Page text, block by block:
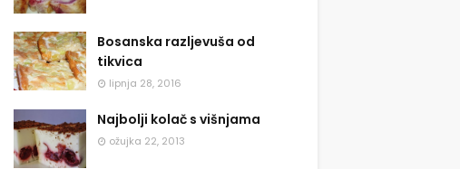
Bosanska razljevuša od
tikvica
lipnja 28, 2016
Najbolji kolač s višnjama
ožujka 22, 2013